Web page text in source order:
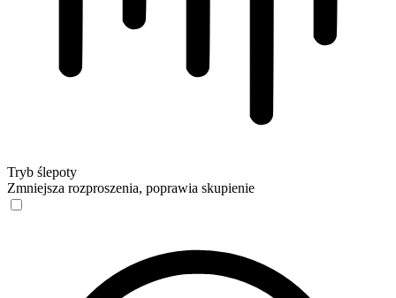
Tryb ślepoty
Zmniejsza rozproszenia, poprawia skupienie